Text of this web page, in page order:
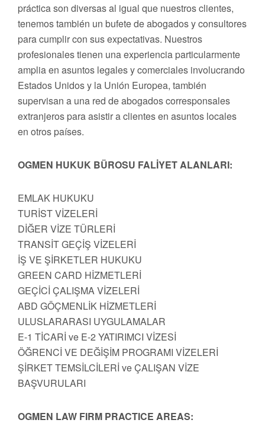
práctica son diversas al igual que nuestros clientes,
tenemos también un bufete de abogados y consultores
para cumplir con sus expectativas. Nuestros
profesionales tienen una experiencia particularmente
amplia en asuntos legales y comerciales involucrando
Estados Unidos y la Unión Europea, también
supervisan a una red de abogados corresponsales
extranjeros para asistir a clientes en asuntos locales
en otros países.
OGMEN HUKUK BÜROSU FALİYET ALANLARI:
EMLAK HUKUKU
TURİST VİZELERİ
DİĞER VİZE TÜRLERİ
TRANSİT GEÇİŞ VİZELERİ
İŞ VE ŞİRKETLER HUKUKU
GREEN CARD HİZMETLERİ
GEÇİCİ ÇALIŞMA VİZELERİ
ABD GÖÇMENLİK HİZMETLERİ
ULUSLARARASI UYGULAMALAR
E-1 TİCARİ ve E-2 YATIRIMCI VİZESİ
ÖĞRENCİ VE DEĞİŞİM PROGRAMI VİZELERİ
ŞİRKET TEMSİLCİLERİ ve ÇALIŞAN VİZE
BAŞVURULARI
OGMEN LAW FIRM PRACTICE AREAS: